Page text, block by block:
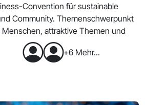
Convention für sustainable
Community. Themenschwerpunkt
Menschen, attraktive Themen und
+6 Mehr...